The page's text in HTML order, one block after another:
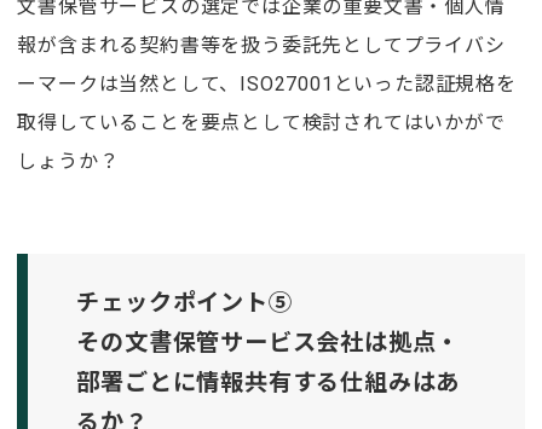
文書保管サービスの選定では企業の重要文書・個人情
報が含まれる契約書等を扱う委託先としてプライバシ
ーマークは当然として、ISO27001といった認証規格を
取得していることを要点として検討されてはいかがで
しょうか？
チェックポイント⑤
その文書保管サービス会社は拠点・
部署ごとに情報共有する仕組みはあ
るか？